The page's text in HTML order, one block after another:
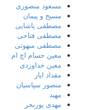
مسعود منصوری
مسیح و پیمان
مصطفی پاشایی
مصطفی فتاحی
مصطفی مبهوتی
معین حسام اچ ام
معین خداوردی
مقداد ایاز
منصور سپاسیان
مهبد
مهدى پوربحر